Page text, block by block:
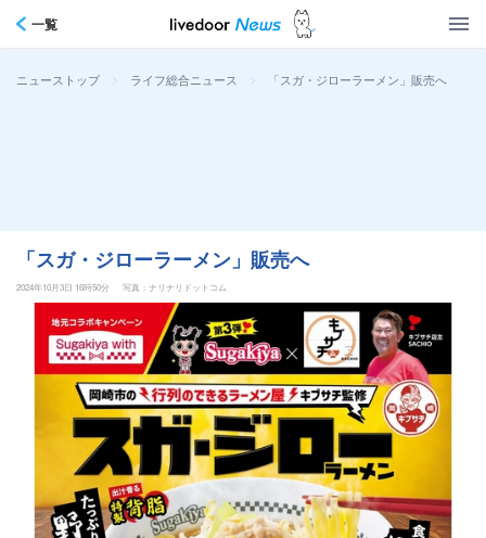
一覧
ニューストップ > ライフ総合ニュース > 「スガ・ジローラーメン」販売へ
「スガ・ジローラーメン」販売へ
2024年10月3日 16時50分 写真：ナリナリドットコム